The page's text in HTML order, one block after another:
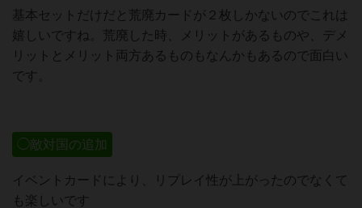
基本セットだけだと荒廃カードが２枚しかないのでこれは
嬉しいですね。荒廃した時、メリットがあるものや、デメ
リットとメリット両方あるものもなんかもあるので面白い
です。
◯敵対国の追加
イベントカードにより、リプレイ性が上がったのでなくて
も楽しいです